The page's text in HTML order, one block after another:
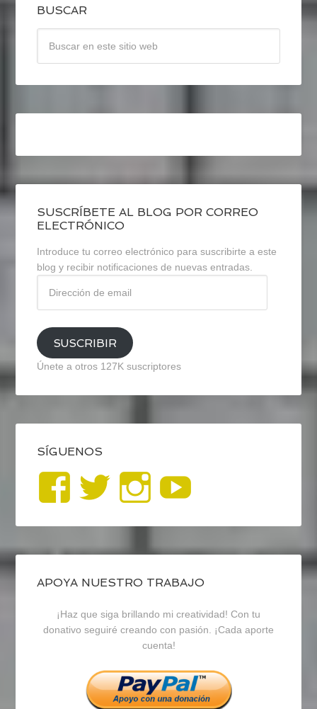
BUSCAR
SUSCRÍBETE AL BLOG POR CORREO
ELECTRÓNICO
Introduce tu correo electrónico para suscribirte a este
blog y recibir notificaciones de nuevas entradas.
email
SUSCRIBIR
Únete a otros 127K suscriptores
SÍGUENOS
Ver
perfil
de
blogrecursosep
en
Facebook
Ver
perfil
de
recursosep
en
Twitter
Ver
perfil
de
recursosep
en
Instagram
APOYA NUESTRO TRABAJO
¡Haz que siga brillando mi creatividad! Con tu
donativo seguiré creando con pasión. ¡Cada aporte
cuenta!